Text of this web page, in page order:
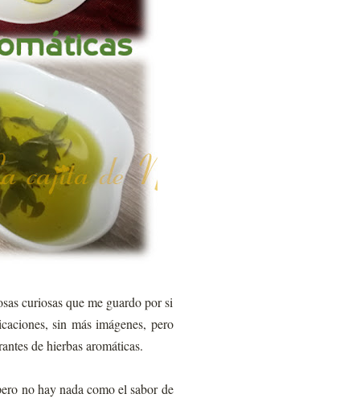
curiosas que me guardo por si
sin más imágenes, pero
de hierbas aromáticas.
no hay nada como el sabor de